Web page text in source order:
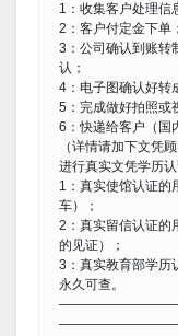
1：收集客户处理信
2：客户付定金下单；
3：公司确认到账转
认；
4：电子图确认好转
5：完成做好拍照或
6：快递给客户（国
（详情请加下文凭
进行真实文凭学历
1：真实使馆认证的
车）；
2：真实留信认证的
的见证）；
3：真实教育部学历
永久可查。